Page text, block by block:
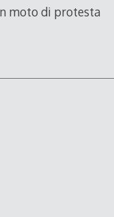
moto di protesta